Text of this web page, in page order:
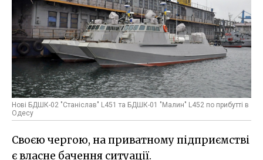
Нові БДШК-02 "Станіслав" L451 та БДШК-01 "Малин" L452 по прибутті в
Одесу
Своєю чергою, на приватному підприємстві
є власне бачення ситуації.